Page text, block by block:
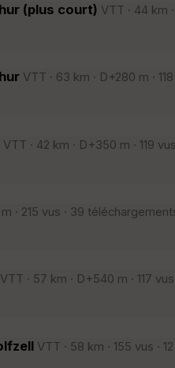
(plus court) VTT · 44 km
VTT · 63 km · D+280 m ·
VTT · 42 km · D+350 m · 119
· 215 vus · 39
VTT · 57 km · D+540 m · 117
VTT · 58 km · 155 vus ·